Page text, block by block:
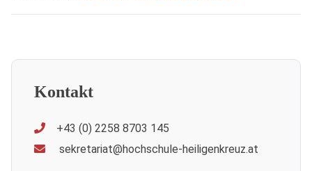
Kontakt
+43 (0) 2258 8703 145
sekretariat@hochschule-heiligenkreuz.at